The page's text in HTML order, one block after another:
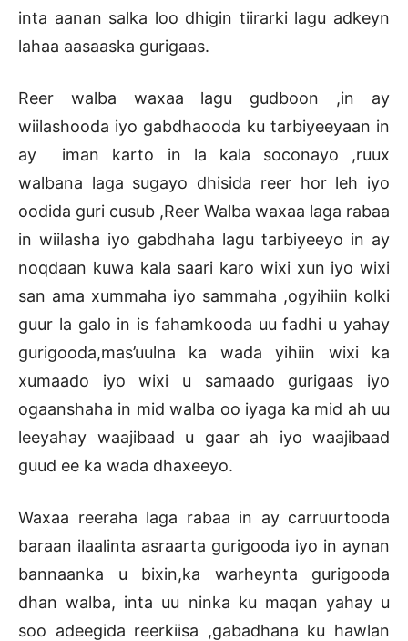
inta aanan salka loo dhigin tiirarki lagu adkeyn
lahaa aasaaska gurigaas.
Reer walba waxaa lagu gudboon ,in ay
wiilashooda iyo gabdhaooda ku tarbiyeeyaan in
ay iman karto in la kala soconayo ,ruux
walbana laga sugayo dhisida reer hor leh iyo
oodida guri cusub ,Reer Walba waxaa laga rabaa
in wiilasha iyo gabdhaha lagu tarbiyeeyo in ay
noqdaan kuwa kala saari karo wixi xun iyo wixi
san ama xummaha iyo sammaha ,ogyihiin kolki
guur la galo in is fahamkooda uu fadhi u yahay
gurigooda,mas’uulna ka wada yihiin wixi ka
xumaado iyo wixi u samaado gurigaas iyo
ogaanshaha in mid walba oo iyaga ka mid ah uu
leeyahay waajibaad u gaar ah iyo waajibaad
guud ee ka wada dhaxeeyo.
Waxaa reeraha laga rabaa in ay carruurtooda
baraan ilaalinta asraarta gurigooda iyo in aynan
bannaanka u bixin,ka warheynta gurigooda
dhan walba, inta uu ninka ku maqan yahay u
soo adeegida reerkiisa ,gabadhana ku hawlan